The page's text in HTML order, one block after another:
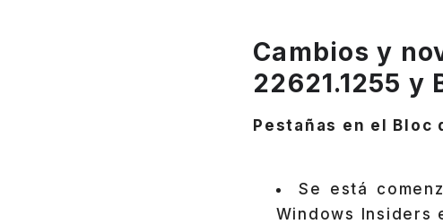
Cambios y
22621.1255 y
Pestañas en el Bloc
Se está
Windows Insiders